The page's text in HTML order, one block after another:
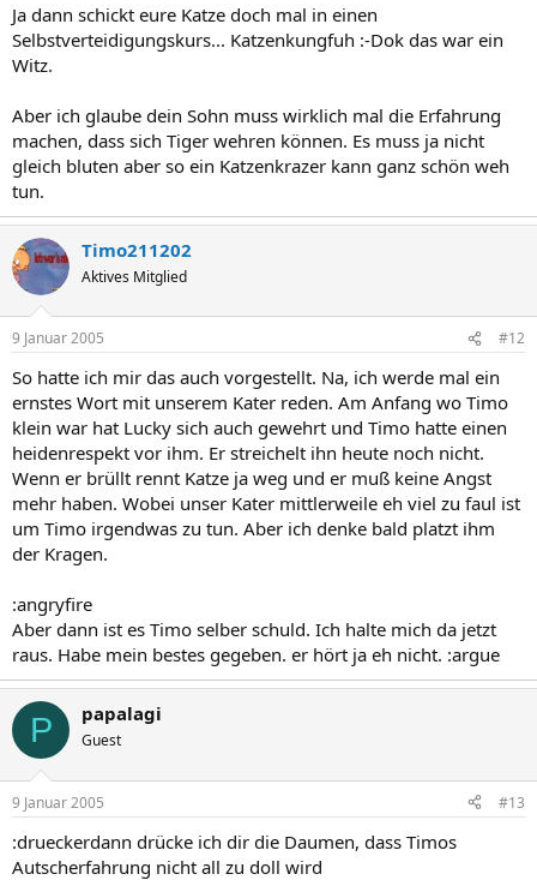
Ja dann schickt eure Katze doch mal in einen
Selbstverteidigungskurs... Katzenkungfuh :-Dok das war ein
Witz.
Aber ich glaube dein Sohn muss wirklich mal die Erfahrung
machen, dass sich Tiger wehren können. Es muss ja nicht
gleich bluten aber so ein Katzenkrazer kann ganz schön weh
tun.
Timo211202
Aktives Mitglied
9 Januar 2005 #12
So hatte ich mir das auch vorgestellt. Na, ich werde mal ein
ernstes Wort mit unserem Kater reden. Am Anfang wo Timo
klein war hat Lucky sich auch gewehrt und Timo hatte einen
heidenrespekt vor ihm. Er streichelt ihn heute noch nicht.
Wenn er brüllt rennt Katze ja weg und er muß keine Angst
mehr haben. Wobei unser Kater mittlerweile eh viel zu faul ist
um Timo irgendwas zu tun. Aber ich denke bald platzt ihm
der Kragen.
:angryfire
Aber dann ist es Timo selber schuld. Ich halte mich da jetzt
raus. Habe mein bestes gegeben. er hört ja eh nicht. :argue
P papalagi
Guest
9 Januar 2005 #13
:drueckerdann drücke ich dir die Daumen, dass Timos
Autscherfahrung nicht all zu doll wird